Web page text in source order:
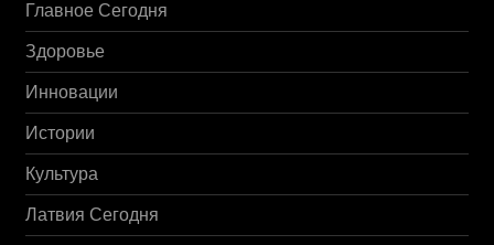
Главное Сегодня
Здоровье
Инновации
Истории
Культура
Латвия Сегодня